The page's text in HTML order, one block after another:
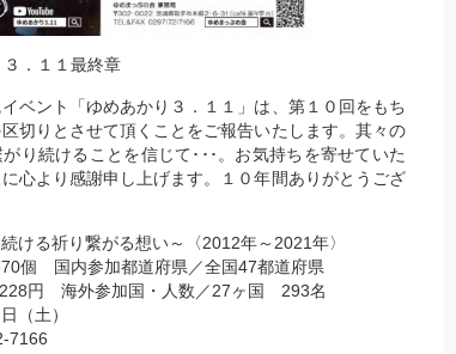
．１１最終章
ベント「ゆめあかり３．１１」は、第１０回をもち
切りとさせて頂くことをご報告いたします。其々の
り続けることを信じて･･･。お気持ちを寄せていた
心より感謝申し上げます。１０年間ありがとうござ
ける祈り繋がる想い～〈2012年～2021年〉
個 国内参加都道府県／全国47都道府県
円 海外参加国・人数／27ヶ国 293名
（土）
7166